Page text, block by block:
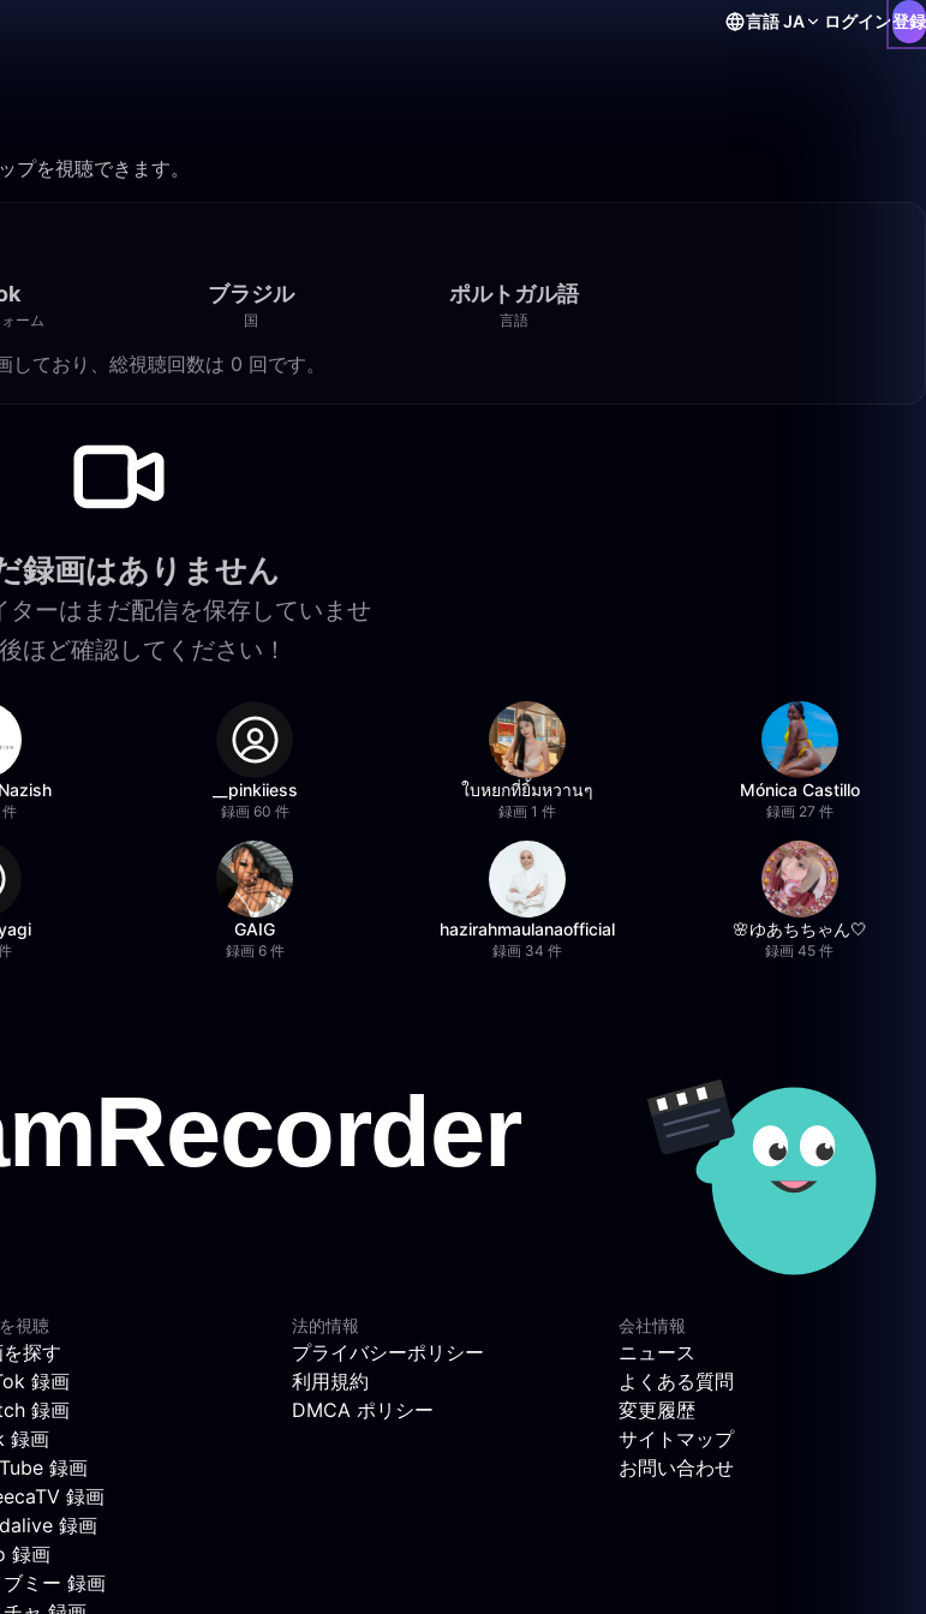
言語JA ログイン登録
を視聴できます。
ーム
ブラジル
国
ポルトガル語
言語
ており、総視聴回数は 0 回です。
録画はありません
ターはまだ配信を保存していませ
ほど確認してください！
__pinkiiess
録画 60 件
ใบหยกที่ยิ้มหวานๆ
録画 1 件
Mónica Castillo
録画 27 件
GAIG
録画 6 件
hazirahmaulanaofficial
録画 34 件
🌸ゆあちちゃん🤍
録画 45 件
視聴
探す
録画
録画
録画
録画
録画
録画
録画
ブミー 録画
法的情報
プライバシーポリシー
利用規約
DMCA ポリシー
会社情報
ニュース
よくある質問
変更履歴
サイトマップ
お問い合わせ